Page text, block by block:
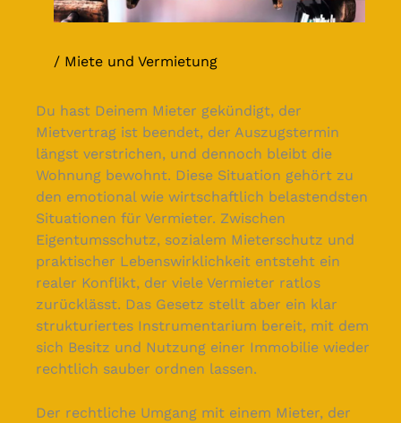
Miete und Vermietung
Du hast Deinem Mieter gekündigt, der
Mietvertrag ist beendet, der Auszugstermin
längst verstrichen, und dennoch bleibt die
Wohnung bewohnt. Diese Situation gehört zu
den emotional wie wirtschaftlich belastendsten
Situationen für Vermieter. Zwischen
Eigentumsschutz, sozialem Mieterschutz und
praktischer Lebenswirklichkeit entsteht ein
realer Konflikt, der viele Vermieter ratlos
zurücklässt. Das Gesetz stellt aber ein klar
strukturiertes Instrumentarium bereit, mit dem
sich Besitz und Nutzung einer Immobilie wieder
rechtlich sauber ordnen lassen.
Der rechtliche Umgang mit einem Mieter, der